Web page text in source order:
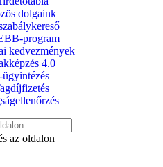
dolgaink
program
kedvezmények
4.0
ügyintézés